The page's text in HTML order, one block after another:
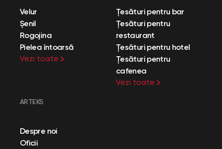
Velur
Șenil
Rogojina
Pielea întoarsă
Vezi toate
Țesături pentru bar
Țesături pentru
restaurant
Țesături pentru hotel
Țesături pentru
cafenea
Vezi toate
ARTEKS
Despre noi
Oficii